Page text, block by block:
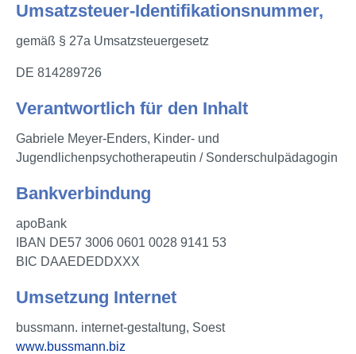
Umsatzsteuer-Identifikationsnummer,
gemäß § 27a Umsatzsteuergesetz
DE 814289726
Verantwortlich für den Inhalt
Gabriele Meyer-Enders, Kinder- und
Jugendlichenpsychotherapeutin / Sonderschulpädagogin
Bankverbindung
apoBank
IBAN DE57 3006 0601 0028 9141 53
BIC DAAEDEDDXXX
Umsetzung Internet
bussmann. internet-gestaltung, Soest
www.bussmann.biz